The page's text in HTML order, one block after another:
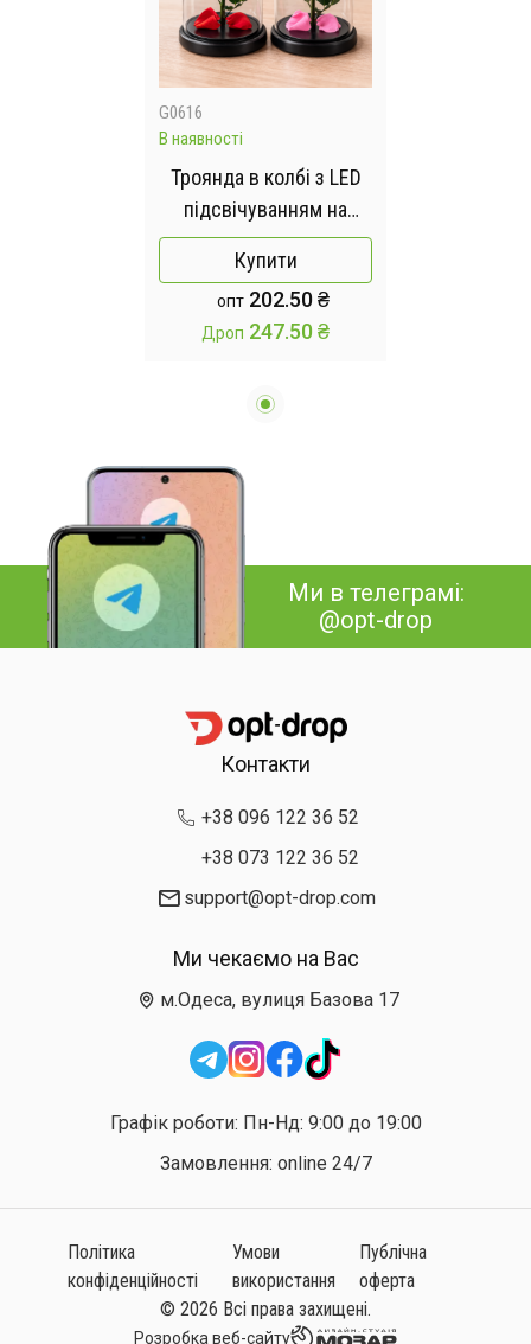
G0616
В наявності
Троянда в колбі з LED
підсвічуванням на
чорній підставці
Купити
опт 202.50 ₴
Дроп 247.50 ₴
Ми в телеграмі:
@opt-drop
Контакти
+38 096 122 36 52
+38 073 122 36 52
support@opt-drop.com
Ми чекаємо на Вас
м.Одеса, вулиця Базова 17
Графік роботи: Пн-Нд: 9:00 до 19:00
Замовлення: online 24/7
Політика
конфіденційності
Умови
використання
Публічна
оферта
© 2026 Всі права захищені.
Розробка веб-сайту